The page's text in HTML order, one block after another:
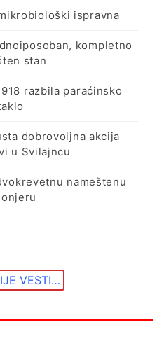
ispravna
kompletno
stan
razbila paraćinsko
dobrovoljna akcija
u Svilajncu
nameštenu
VESTI…